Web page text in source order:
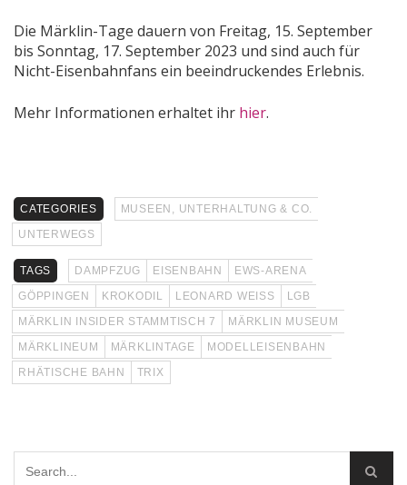
Die Märklin-Tage dauern von Freitag, 15. September
bis Sonntag, 17. September 2023 und sind auch für
Nicht-Eisenbahnfans ein beeindruckendes Erlebnis.
Mehr Informationen erhaltet ihr hier.
CATEGORIES
MUSEEN, UNTERHALTUNG & CO.
UNTERWEGS
TAGS DAMPFZUG EISENBAHN
EWS-ARENA
GÖPPINGEN
KROKODIL LEONARD WEISS
LGB
MÄRKLIN INSIDER STAMMTISCH 7
MÄRKLIN MUSEUM
MÄRKLINEUM
MÄRKLINTAGE
MODELLEISENBAHN
RHÄTISCHE BAHN
TRIX